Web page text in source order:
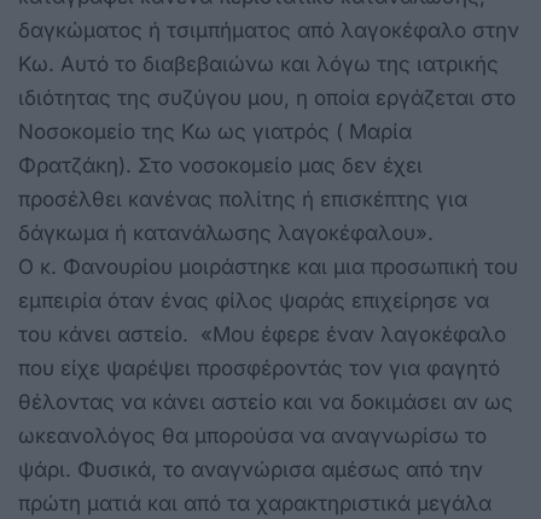
δαγκώματος ή τσιμπήματος από λαγοκέφαλο στην
Κω. Αυτό το διαβεβαιώνω και λόγω της ιατρικής
ιδιότητας της συζύγου μου, η οποία εργάζεται στο
Νοσοκομείο της Κω ως γιατρός ( Μαρία
Φρατζάκη). Στο νοσοκομείο μας δεν έχει
προσέλθει κανένας πολίτης ή επισκέπτης για
δάγκωμα ή κατανάλωσης λαγοκέφαλου».
Ο κ. Φανουρίου μοιράστηκε και μια προσωπική του
εμπειρία όταν ένας φίλος ψαράς επιχείρησε να
του κάνει αστείο. «Μου έφερε έναν λαγοκέφαλο
που είχε ψαρέψει προσφέροντάς τον για φαγητό
θέλοντας να κάνει αστείο και να δοκιμάσει αν ως
ωκεανολόγος θα μπορούσα να αναγνωρίσω το
ψάρι. Φυσικά, το αναγνώρισα αμέσως από την
πρώτη ματιά και από τα χαρακτηριστικά μεγάλα